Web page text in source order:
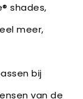
shades,
meer,
bij
van de